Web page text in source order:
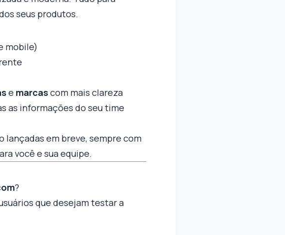
seus produtos.
mobile)
e marcascom mais clareza
as informações do seu time
lançadas em breve, sempre com
você e sua equipe.
?
que desejam testar a